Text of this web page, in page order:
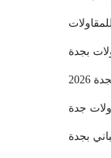
بجدة
جدة
بجدة